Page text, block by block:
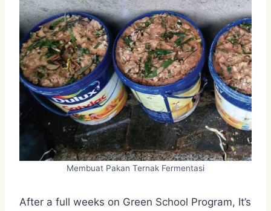
Membuat Pakan Ternak Fermentasi
After a full weeks on Green School Program, It’s